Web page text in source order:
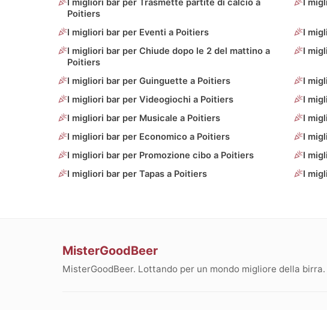
I migliori bar per Trasmette partite di calcio a
Poitiers
I
I migliori bar per Eventi a Poitiers
I
I migliori bar per Chiude dopo le 2 del mattino a
Poitiers
I
I migliori bar per Guinguette a Poitiers I
I migliori bar per Videogiochi a Poitiers
I
I migliori bar per Musicale a Poitiers
I
I migliori bar per Economico a Poitiers
I
I migliori bar per Promozione cibo a Poitiers
I
I migliori bar per Tapas a Poitiers
I
MisterGoodBeer
MisterGoodBeer. Lottando per un mondo migliore della birra.